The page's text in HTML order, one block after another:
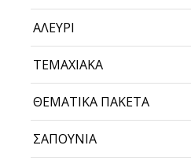
ΑΛΕΥΡΙ
ΤΕΜΑΧΙΑΚΑ
ΘΕΜΑΤΙΚΑ ΠΑΚΕΤΑ
ΣΑΠΟΥΝΙΑ